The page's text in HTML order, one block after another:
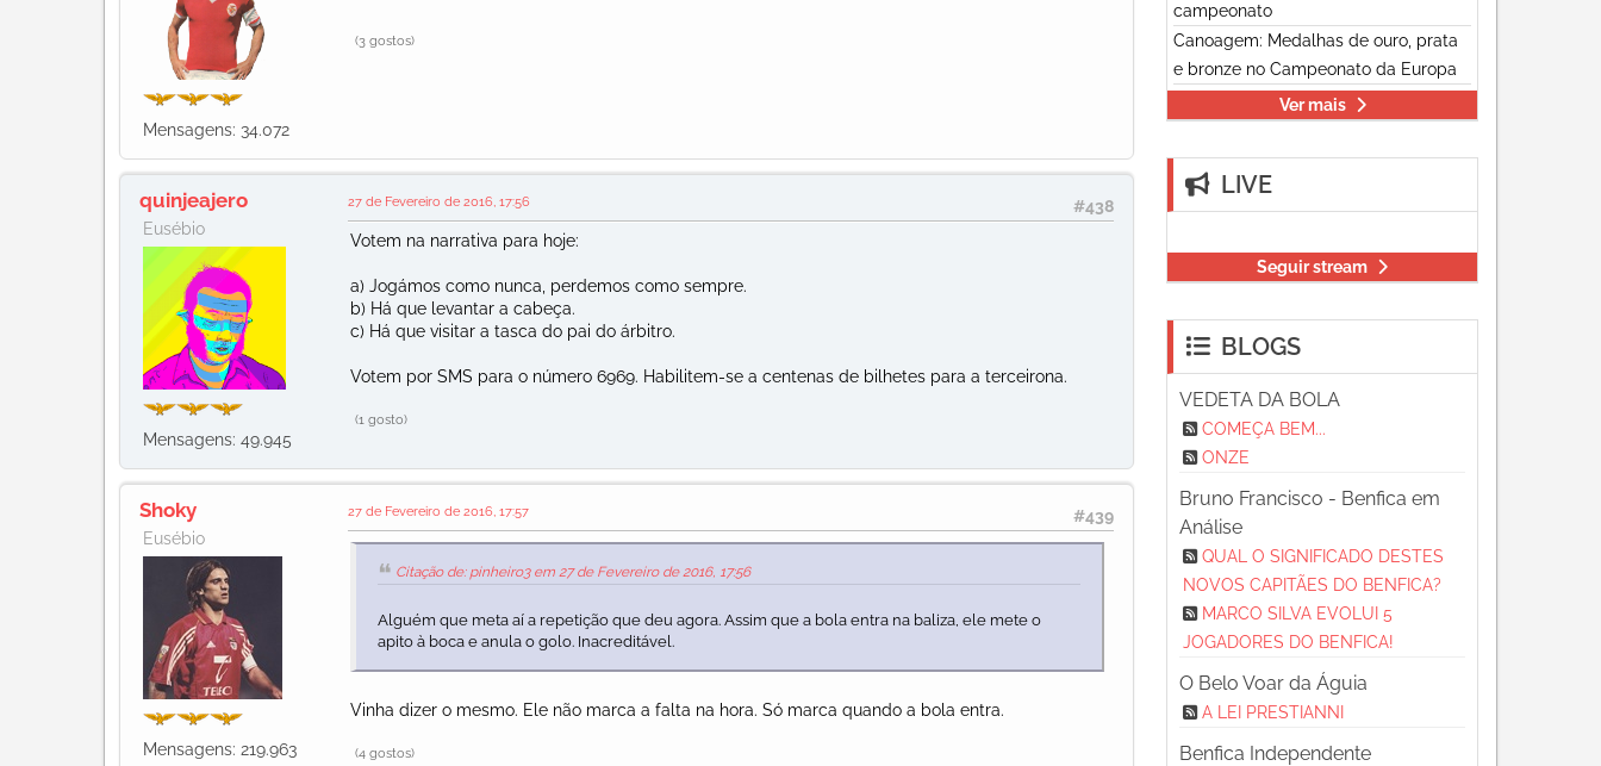
Mensagens: 34.072
(3 gostos)
quinjeajero
Eusébio
Mensagens: 49.945
#438
27 de Fevereiro de 2016, 17:56
Votem na narrativa para hoje:
a) Jogámos como nunca, perdemos como sempre.
b) Há que levantar a cabeça.
c) Há que visitar a tasca do pai do árbitro.
Votem por SMS para o número 6969. Habilitem-se a centenas de bilhetes para a terceirona.
(1 gosto)
Shoky
Eusébio
Mensagens: 219.963
#439
27 de Fevereiro de 2016, 17:57
Citação de: pinheiro3 em 27 de Fevereiro de 2016, 17:56
Alguém que meta aí a repetição que deu agora. Assim que a bola entra na baliza, ele mete o
apito à boca e anula o golo. Inacreditável.
Vinha dizer o mesmo. Ele não marca a falta na hora. Só marca quando a bola entra.
(4 gostos)
campeonato
Canoagem: Medalhas de ouro, prata
e bronze no Campeonato da Europa
Ver mais
LIVE
Seguir stream
BLOGS
VEDETA DA BOLA
COMEÇA BEM...
ONZE
Bruno Francisco - Benfica em
Análise
QUAL O SIGNIFICADO DESTES
NOVOS CAPITÃES DO BENFICA?
MARCO SILVA EVOLUI 5
JOGADORES DO BENFICA!
O Belo Voar da Águia
A LEI PRESTIANNI
Benfica Independente